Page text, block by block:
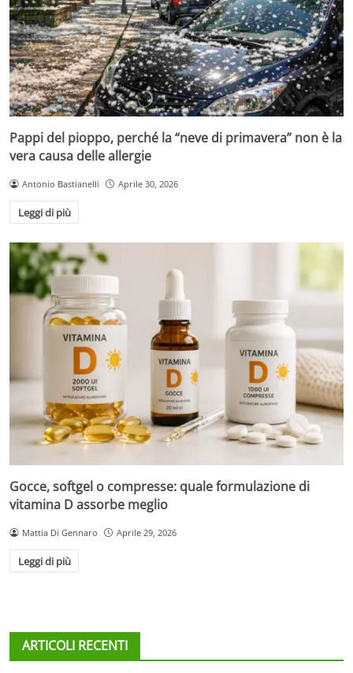
Pappi del pioppo, perché la “neve di primavera” non è la
vera causa delle allergie
Antonio Bastianelli Aprile 30, 2026
Leggi di più
Gocce, softgel o compresse: quale formulazione di
vitamina D assorbe meglio
Mattia Di Gennaro Aprile 29, 2026
Leggi di più
ARTICOLI RECENTI